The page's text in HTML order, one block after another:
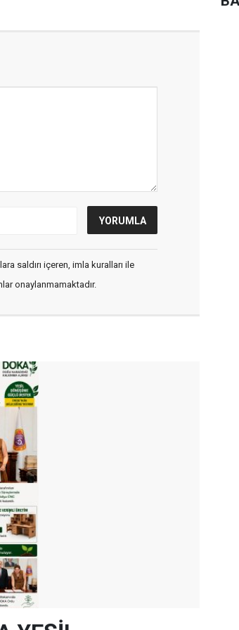
saldırı içeren, imla kuralları ile
onaylanmamaktadır.